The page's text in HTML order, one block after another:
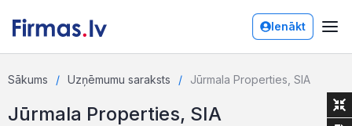
Ienākt
Sākums Uzņēmumu saraksts Jūrmala Properties, SIA
Jūrmala Properties, SIA